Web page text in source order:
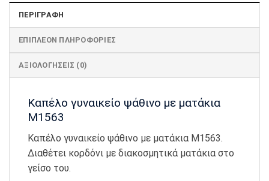
ΠΕΡΙΓΡΑΦΉ
ΕΠΙΠΛΈΟΝ ΠΛΗΡΟΦΟΡΊΕΣ
ΑΞΙΟΛΟΓΉΣΕΙΣ (0)
Καπέλο γυναικείο ψάθινο με ματάκια
Μ1563
Καπέλο γυναικείο ψάθινο με ματάκια Μ1563.
Διαθέτει κορδόνι με διακοσμητικά ματάκια στο
γείσο του.